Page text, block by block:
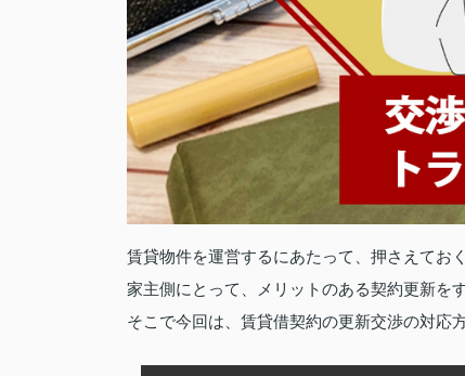
賃貸物件を運営するにあたって、押さえてお
家主側にとって、メリットのある契約更新を
そこで今回は、賃貸借契約の更新交渉の対応